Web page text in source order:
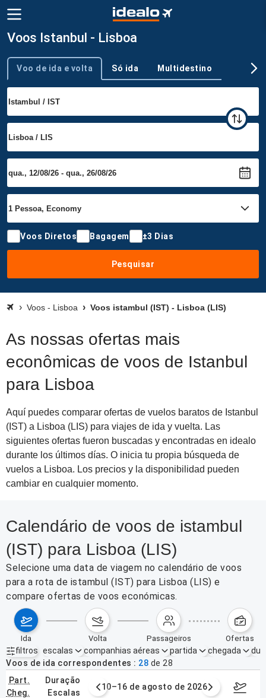
Voos Istanbul - Lisboa
Tipo de viagem
Voo de ida e volta Só ida Multidestino
Voos Diretos Bagagem ±3 Dias
Pesquisar
Voos - Lisboa Voos istambul (IST) - Lisboa (LIS)
As nossas ofertas mais
econômicas de voos de Istanbul
para Lisboa
Aquí puedes comparar ofertas de vuelos baratos de Istanbul
(IST) a Lisboa (LIS) para viajes de ida y vuelta. Las
siguientes ofertas fueron buscadas y encontradas en idealo
durante los últimos días. O inicia tu propia búsqueda de
vuelos a Lisboa. Los precios y la disponibilidad pueden
cambiar en cualquier momento.
Calendário de voos de istambul
(IST) para Lisboa (LIS)
Selecione uma data de viagem no calendário de voos
para a rota de istambul (IST) para Lisboa (LIS) e
compare ofertas de voos económicas.
ida volta passageiros ofertas
filtros
Filtros ativos nenhum
escalas companhias aéreas partida chegada
Voos de ida correspondentes
28 de 28
part.
cheg.
duração
escalas
agosto de 2026 10–16 de agosto de 2026 17–23